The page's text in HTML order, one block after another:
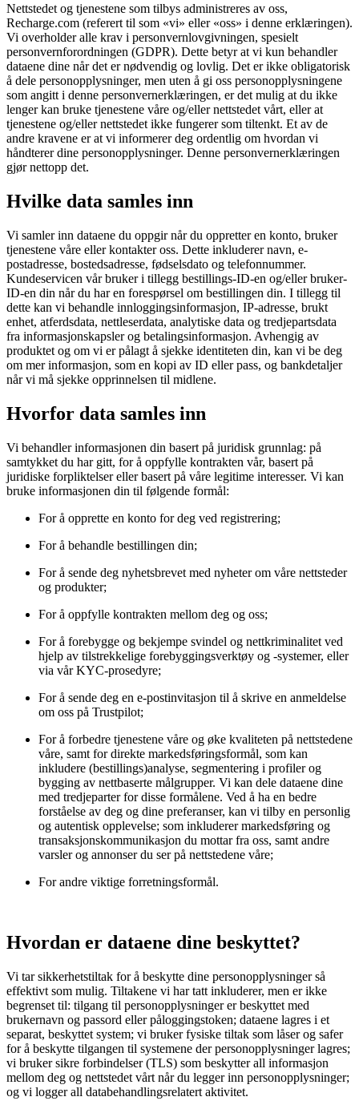
Nettstedet og tjenestene som tilbys administreres av oss,
Recharge.com (referert til som «vi» eller «oss» i denne erklæringen).
Vi overholder alle krav i personvernlovgivningen, spesielt
personvernforordningen (GDPR). Dette betyr at vi kun behandler
dataene dine når det er nødvendig og lovlig. Det er ikke obligatorisk
å dele personopplysninger, men uten å gi oss personopplysningene
som angitt i denne personvernerklæringen, er det mulig at du ikke
lenger kan bruke tjenestene våre og/eller nettstedet vårt, eller at
tjenestene og/eller nettstedet ikke fungerer som tiltenkt. Et av de
andre kravene er at vi informerer deg ordentlig om hvordan vi
håndterer dine personopplysninger. Denne personvernerklæringen
gjør nettopp det.
Hvilke data samles inn
Vi samler inn dataene du oppgir når du oppretter en konto, bruker
tjenestene våre eller kontakter oss. Dette inkluderer navn, e-
postadresse, bostedsadresse, fødselsdato og telefonnummer.
Kundeservicen vår bruker i tillegg bestillings-ID-en og/eller bruker-
ID-en din når du har en forespørsel om bestillingen din. I tillegg til
dette kan vi behandle innloggingsinformasjon, IP-adresse, brukt
enhet, atferdsdata, nettleserdata, analytiske data og tredjepartsdata
fra informasjonskapsler og betalingsinformasjon. Avhengig av
produktet og om vi er pålagt å sjekke identiteten din, kan vi be deg
om mer informasjon, som en kopi av ID eller pass, og bankdetaljer
når vi må sjekke opprinnelsen til midlene.
Hvorfor data samles inn
Vi behandler informasjonen din basert på juridisk grunnlag: på
samtykket du har gitt, for å oppfylle kontrakten vår, basert på
juridiske forpliktelser eller basert på våre legitime interesser. Vi kan
bruke informasjonen din til følgende formål:
For å opprette en konto for deg ved registrering;
For å behandle bestillingen din;
For å sende deg nyhetsbrevet med nyheter om våre nettsteder
og produkter;
For å oppfylle kontrakten mellom deg og oss;
For å forebygge og bekjempe svindel og nettkriminalitet ved
hjelp av tilstrekkelige forebyggingsverktøy og -systemer, eller
via vår KYC-prosedyre;
For å sende deg en e-postinvitasjon til å skrive en anmeldelse
om oss på Trustpilot;
For å forbedre tjenestene våre og øke kvaliteten på nettstedene
våre, samt for direkte markedsføringsformål, som kan
inkludere (bestillings)analyse, segmentering i profiler og
bygging av nettbaserte målgrupper. Vi kan dele dataene dine
med tredjeparter for disse formålene. Ved å ha en bedre
forståelse av deg og dine preferanser, kan vi tilby en personlig
og autentisk opplevelse; som inkluderer markedsføring og
transaksjonskommunikasjon du mottar fra oss, samt andre
varsler og annonser du ser på nettstedene våre;
For andre viktige forretningsformål.
Hvordan er dataene dine beskyttet?
Vi tar sikkerhetstiltak for å beskytte dine personopplysninger så
effektivt som mulig. Tiltakene vi har tatt inkluderer, men er ikke
begrenset til: tilgang til personopplysninger er beskyttet med
brukernavn og passord eller påloggingstoken; dataene lagres i et
separat, beskyttet system; vi bruker fysiske tiltak som låser og safer
for å beskytte tilgangen til systemene der personopplysninger lagres;
vi bruker sikre forbindelser (TLS) som beskytter all informasjon
mellom deg og nettstedet vårt når du legger inn personopplysninger;
og vi logger all databehandlingsrelatert aktivitet.